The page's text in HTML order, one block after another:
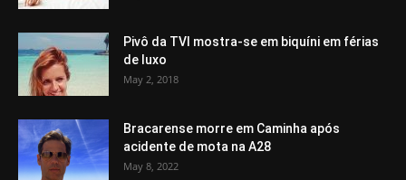
Pivô da TVI mostra-se em biquíni em férias
de luxo
May 2, 2018
Bracarense morre em Caminha após
acidente de mota na A28
May 8, 2022